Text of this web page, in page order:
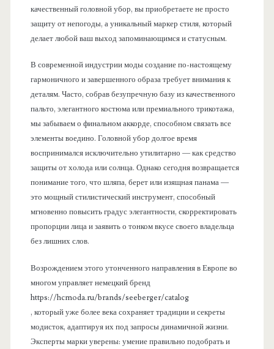
качественный головной убор, вы приобретаете не просто
защиту от непогоды, а уникальный маркер стиля, который
делает любой ваш выход запоминающимся и статусным.
В современной индустрии моды создание по-настоящему
гармоничного и завершенного образа требует внимания к
деталям. Часто, собрав безупречную базу из качественного
пальто, элегантного костюма или премиального трикотажа,
мы забываем о финальном аккорде, способном связать все
элементы воедино. Головной убор долгое время
воспринимался исключительно утилитарно — как средство
защиты от холода или солнца. Однако сегодня возвращается
понимание того, что шляпа, берет или изящная панама —
это мощный стилистический инструмент, способный
мгновенно повысить градус элегантности, скорректировать
пропорции лица и заявить о тонком вкусе своего владельца
без лишних слов.
Возрождением этого утонченного направления в Европе во
многом управляет немецкий бренд
https://hcmoda.ru/brands/seeberger/catalog
, который уже более века сохраняет традиции и секреты
модисток, адаптируя их под запросы динамичной жизни.
Эксперты марки уверены: умение правильно подобрать и